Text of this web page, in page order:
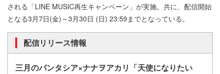
される「LINE MUSIC再生キャンペーン」が実施。共に、配信開始
となる3月7日(金)～3月30日 (日) 23:59までとなっている。
配信リリース情報
三月のパンタシア×ナナヲアカリ「天使になりたい